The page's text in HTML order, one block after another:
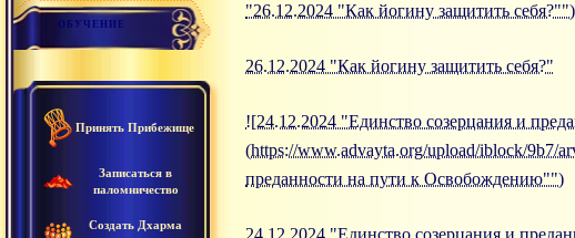
ОБУЧЕНИЕ
Принять Прибежище
Записаться в
паломничество
Создать Дхарма
"26.12.2024 "Как йогину защитить себя?"")
26.12.2024 "Как йогину защитить себя?"
![24.12.2024 "Единство созерцания и
(https://www.advayta.org/upload/iblock/9b7/
преданности на пути к Освобождению"")
24.12.2024 "Единство созерцания и